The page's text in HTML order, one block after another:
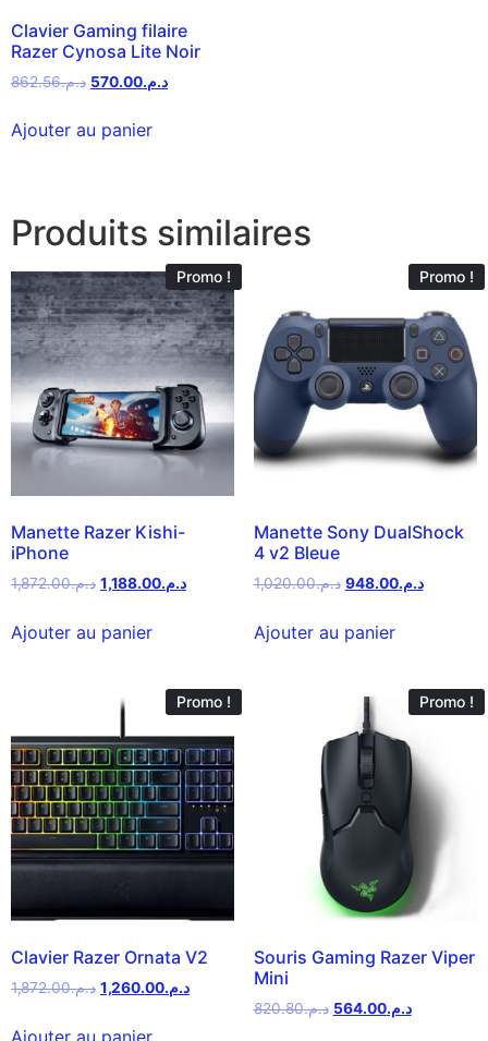
Clavier Gaming filaire
Razer Cynosa Lite Noir
د.م.862.56 د.م.570.00
Ajouter au panier
Produits similaires
Promo !
Manette Razer Kishi-
iPhone
د.م.1,872.00 د.م.1,188.00
Ajouter au panier
Promo !
Manette Sony DualShock
4 v2 Bleue
د.م.1,020.00 د.م.948.00
Ajouter au panier
Promo !
Clavier Razer Ornata V2
د.م.1,872.00 د.م.1,260.00
Ajouter au panier
Promo !
Souris Gaming Razer Viper
Mini
د.م.820.80 د.م.564.00